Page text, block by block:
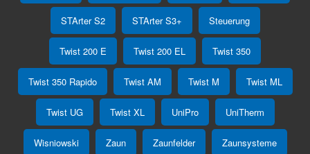
STArter S2 STArter S3+ Steuerung
Twist 200 E Twist 200 EL Twist 350
Twist 350 Rapido Twist AM Twist M Twist ML
Twist UG Twist XL UniPro UniTherm
Wisniowski Zaun Zaunfelder Zaunsysteme